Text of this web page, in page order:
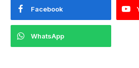
Facebook
WhatsApp